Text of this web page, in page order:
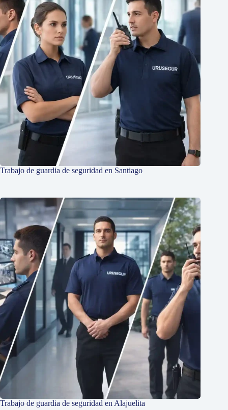
Trabajo de guardia de seguridad en Santiago
Trabajo de guardia de seguridad en Alajuelita